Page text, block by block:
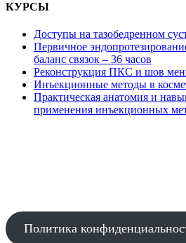
КУРСЫ
Доступы на тазобедренном
Первичное
баланс связок – 36 часов
Реконструкция ПКС и шов
Инъекционные методы в
Практическая анатомия и
применения инъекционных
Политика